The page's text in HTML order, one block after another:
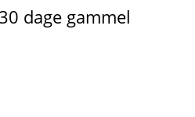
dage gammel